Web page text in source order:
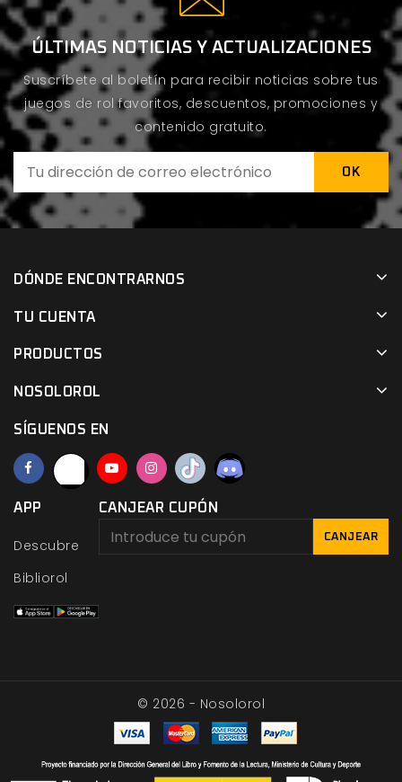
ÚLTIMAS NOTICIAS Y ACTUALIZACIONES
Suscríbete al boletín para recibir noticias sobre tus
juegos de rol favoritos, descuentos, promociones y
contenido gratuito.
DÓNDE ENCONTRARNOS
TU CUENTA
PRODUCTOS
NOSOLOROL
SÍGUENOS EN
APP
Descubre
Bibliorol
CANJEAR CUPÓN
CANJEAR
© 2026 - Nosolorol